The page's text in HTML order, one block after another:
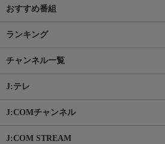
おすすめ番組
ランキング
チャンネル一覧
J:テレ
J:COMチャンネル
J:COM STREAM